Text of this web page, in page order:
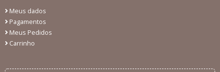
Meus dados
Pagamentos
Meus Pedidos
Carrinho